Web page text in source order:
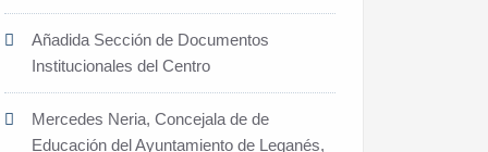
Añadida Sección de Documentos
Institucionales del Centro
Mercedes Neria, Concejala de de
Educación del Ayuntamiento de Leganés,